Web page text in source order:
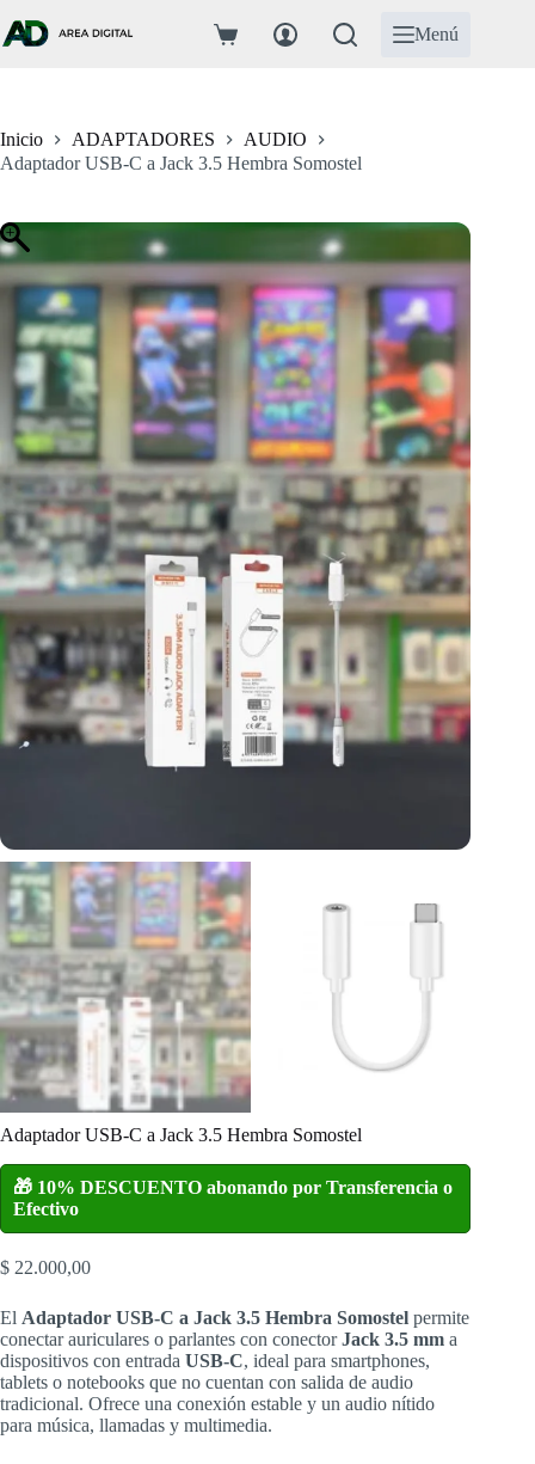
al
contenido
Carro
Menú
Inicio ADAPTADORES
AUDIO
Adaptador USB-C a Jack 3.5 Hembra Somostel
Adaptador USB-C a Jack 3.5 Hembra Somostel
🎁 10% DESCUENTO abonando por Transferencia o
Efectivo
$ 22.000,00
El Adaptador USB-C a Jack 3.5 Hembra Somostel permite
conectar auriculares o parlantes con conectorJack 3.5 mm a
dispositivos con entrada USB-C, ideal para smartphones,
tablets o notebooks que no cuentan con salida de audio
tradicional. Ofrece una conexión estable y un audio nítido
para música, llamadas y multimedia.